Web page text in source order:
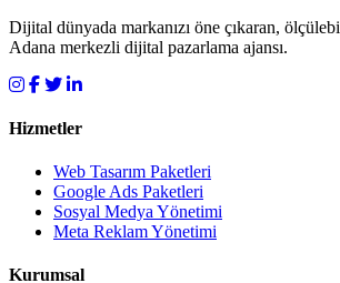
Dijital dünyada markanızı öne çıkaran,
Adana merkezli dijital pazarlama ajansı.
Hizmetler
Web Tasarım Paketleri
Google Ads Paketleri
Sosyal Medya Yönetimi
Meta Reklam Yönetimi
Kurumsal